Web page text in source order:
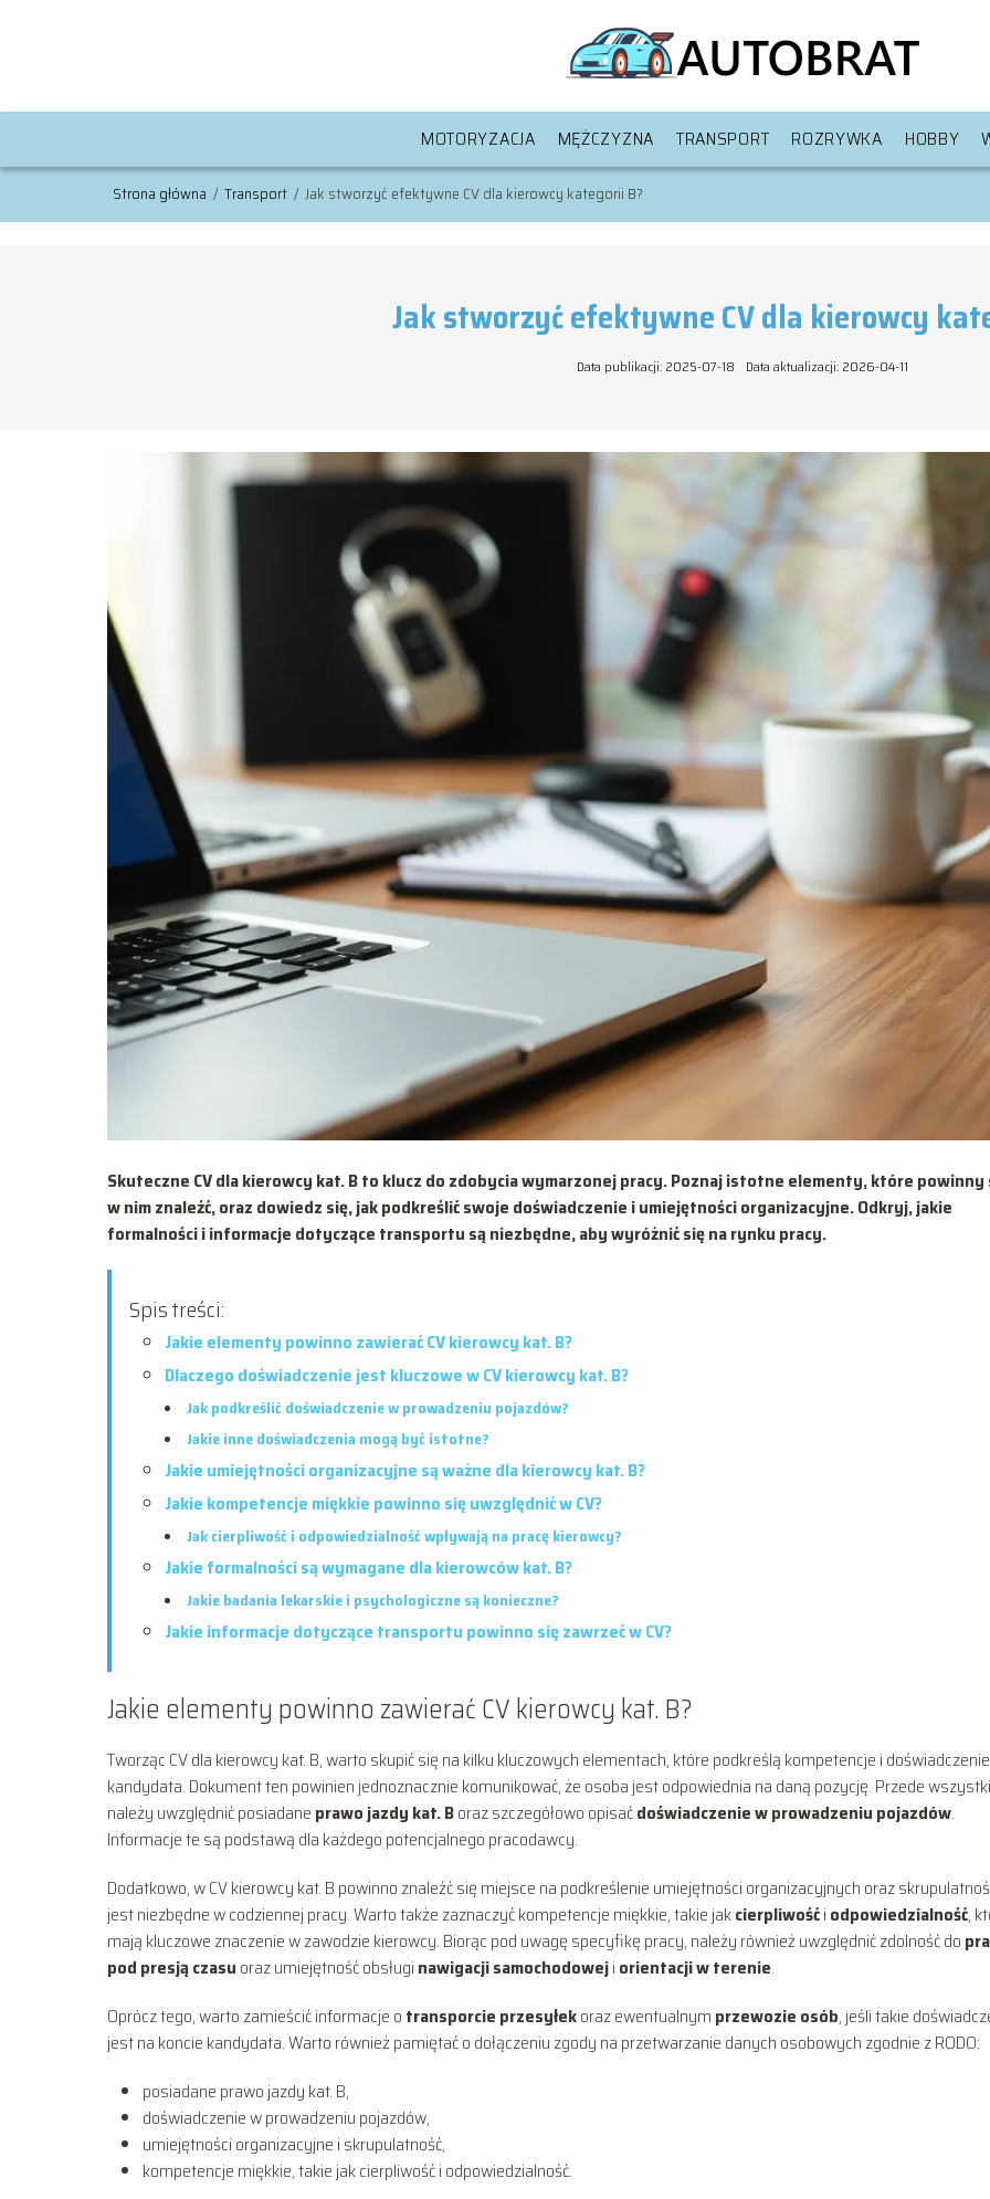
MOTORYZACJA MĘŻCZYZNA TRANSPORT ROZRYWKA HOBBY
Strona główna / Transport / Jak stworzyć efektywne CV dla kierowcy kategorii B?
Jak stworzyć efektywne CV dla kierowcy
Data publikacji: 2025-07-18 Data aktualizacji: 2026-04-11
Skuteczne CV dla kierowcy kat. B to klucz do zdobycia wymarzonej pracy. Poznaj istotne elementy, które powinny
w nim znaleźć, oraz dowiedz się, jak podkreślić swoje doświadczenie i umiejętności organizacyjne. Odkryj, jakie
formalności i informacje dotyczące transportu są niezbędne, aby wyróżnić się na rynku pracy.
Spis treści:
Jakie elementy powinno zawierać CV kierowcy kat. B?
Dlaczego doświadczenie jest kluczowe w CV kierowcy kat. B?
Jak podkreślić doświadczenie w prowadzeniu pojazdów?
Jakie inne doświadczenia mogą być istotne?
Jakie umiejętności organizacyjne są ważne dla kierowcy kat. B?
Jakie kompetencje miękkie powinno się uwzględnić w CV?
Jak cierpliwość i odpowiedzialność wpływają na pracę kierowcy?
Jakie formalności są wymagane dla kierowców kat. B?
Jakie badania lekarskie i psychologiczne są konieczne?
Jakie informacje dotyczące transportu powinno się zawrzeć w CV?
Jakie elementy powinno zawierać CV kierowcy kat. B?
Tworząc CV dla kierowcy kat. B, warto skupić się na kilku kluczowych elementach, które podkreślą kompetencje i doświadczenie
kandydata. Dokument ten powinien jednoznacznie komunikować, że osoba jest odpowiednia na daną pozycję. Przede
należy uwzględnić posiadane prawo jazdy kat. Boraz szczegółowo opisaćdoświadczenie w prowadzeniu pojazdów.
Informacje te są podstawą dla każdego potencjalnego pracodawcy.
Dodatkowo, w CV kierowcy kat. B powinno znaleźć się miejsce na podkreślenie umiejętności organizacyjnych oraz
jest niezbędne w codziennej pracy. Warto także zaznaczyć kompetencje miękkie, takie jakcierpliwośći odpowiedzialność,
mają kluczowe znaczenie w zawodzie kierowcy. Biorąc pod uwagę specyfikę pracy, należy również uwzględnić zdolność do
pod presją czasu oraz umiejętność obsługi nawigacji samochodoweji orientacji w terenie.
Oprócz tego, warto zamieścić informacje o transporcie przesyłekoraz ewentualnym przewozie osób, jeśli takie
jest na koncie kandydata. Warto również pamiętać o dołączeniu zgody na przetwarzanie danych osobowych zgodnie z RODO:
posiadane prawo jazdy kat. B,
doświadczenie w prowadzeniu pojazdów,
umiejętności organizacyjne i skrupulatność,
kompetencje miękkie, takie jak cierpliwość i odpowiedzialność.